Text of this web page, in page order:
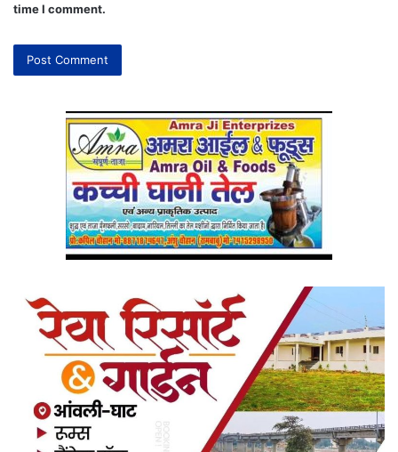
time I comment.